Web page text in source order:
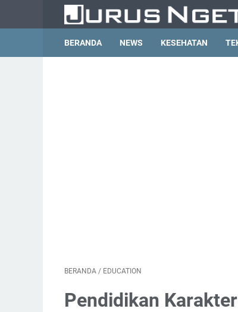
BERANDA NEWS KESEHATAN
BERANDA / EDUCATION
Pendidikan